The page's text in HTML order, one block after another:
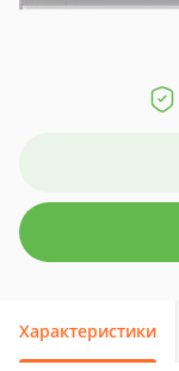
Характеристики